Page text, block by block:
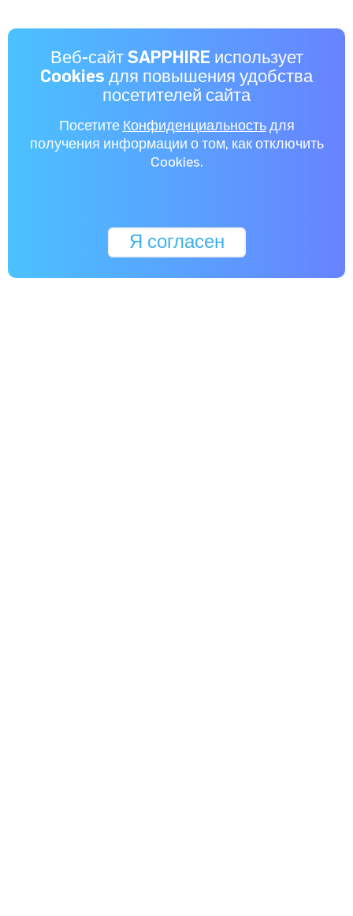
Веб-сайт SAPPHIRE использует
Cookies для повышения удобства
посетителей сайта
Посетите Конфиденциальностьдля
получения информации о том, как отключить
Cookies.
Я согласен